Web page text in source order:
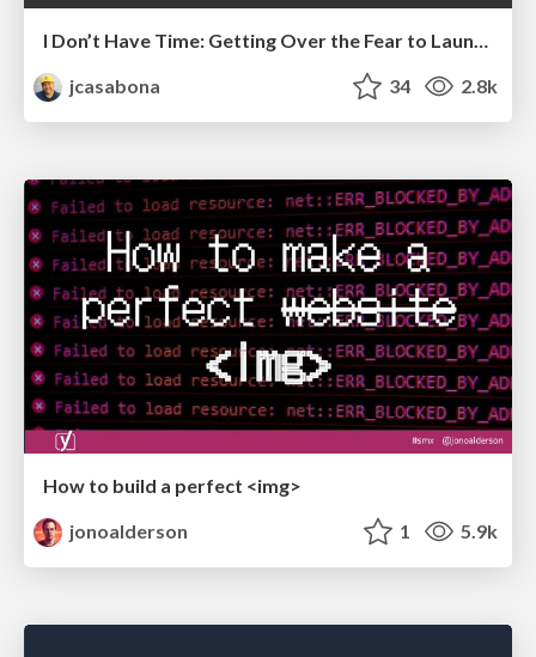
jcasabona
34 2.8k
How to build a perfect <img>
jonoalderson
1 5.9k